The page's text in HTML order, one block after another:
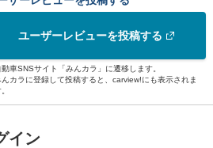
ユーザーレビューを投稿する
車SNSサイト「みんカラ」に遷移します。
んカラに登録して投稿すると、carview!にも表示されま
イン